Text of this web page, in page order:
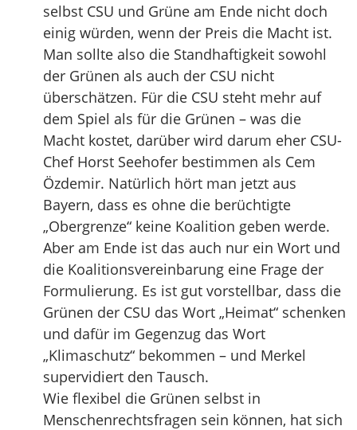
selbst CSU und Grüne am Ende nicht doch
einig würden, wenn der Preis die Macht ist.
Man sollte also die Standhaftigkeit sowohl
der Grünen als auch der CSU nicht
überschätzen. Für die CSU steht mehr auf
dem Spiel als für die Grünen – was die
Macht kostet, darüber wird darum eher CSU-
Chef Horst Seehofer bestimmen als Cem
Özdemir. Natürlich hört man jetzt aus
Bayern, dass es ohne die berüchtigte
„Obergrenze“ keine Koalition geben werde.
Aber am Ende ist das auch nur ein Wort und
die Koalitionsvereinbarung eine Frage der
Formulierung. Es ist gut vorstellbar, dass die
Grünen der CSU das Wort „Heimat“ schenken
und dafür im Gegenzug das Wort
„Klimaschutz“ bekommen – und Merkel
supervidiert den Tausch.
Wie flexibel die Grünen selbst in
Menschenrechtsfragen sein können, hat sich